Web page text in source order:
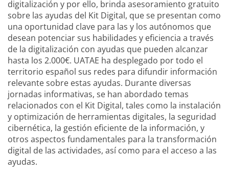
digitalización y por ello, brinda asesoramiento gratuito
sobre las ayudas del Kit Digital, que se presentan como
una oportunidad clave para las y los autónomos que
desean potenciar sus habilidades y eficiencia a través
de la digitalización con ayudas que pueden alcanzar
hasta los 2.000€. UATAE ha desplegado por todo el
territorio español sus redes para difundir información
relevante sobre estas ayudas. Durante diversas
jornadas informativas, se han abordado temas
relacionados con el Kit Digital, tales como la instalación
y optimización de herramientas digitales, la seguridad
cibernética, la gestión eficiente de la información, y
otros aspectos fundamentales para la transformación
digital de las actividades, así como para el acceso a las
ayudas.